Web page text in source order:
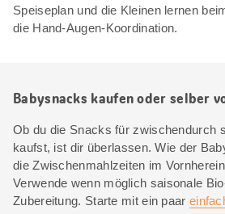
Speiseplan und die Kleinen lernen
die Hand-Augen-Koordination.
Babysnacks kaufen oder selber
Ob du die Snacks für zwischendurch
kaufst, ist dir überlassen. Wie der
die Zwischenmahlzeiten im
Verwende wenn möglich saisonale
Zubereitung. Starte mit ein paar